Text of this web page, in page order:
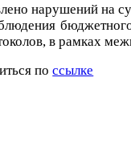
нарушений на
в рамках
поссылке